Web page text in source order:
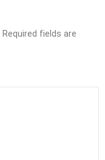
Required fields are